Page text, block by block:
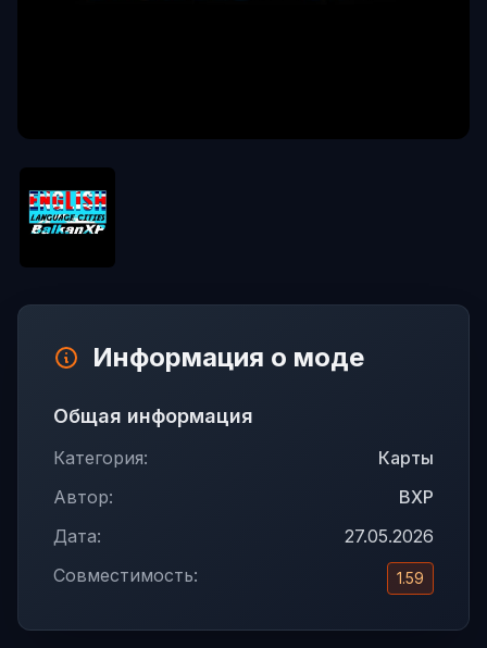
Информация о моде
Общая информация
Категория:
Карты
Автор:
BXP
Дата:
27.05.2026
Совместимость:
1.59